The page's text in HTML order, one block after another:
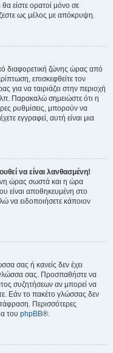
είστε ορατοί μόνο σε
ως μέλος με απόκρυψη.
διαφορετική ζώνης ώρας από
επισκεφθείτε τον
για να ταιριάζει στην περιοχή
Παρακαλώ σημειώστε ότι η
ρυθμίσεις, μπορούν να
εγγραφεί, αυτή είναι μια
να είναι λανθασμένη!
ώρας σωστά και η ώρα
είναι αποθηκευμένη στο
να ειδοποιήσετε κάποιον
σας ή κανείς δεν έχει
σας. Προσπαθήστε να
συζητήσεων αν μπορεί να
Εάν το πακέτο γλώσσας δεν
Περισσότερες
του phpBB®.